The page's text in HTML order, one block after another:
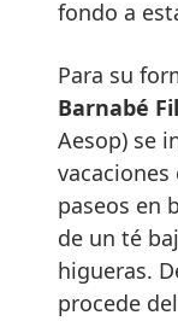
fondo a
Para su
Barnabé
Aesop) se
paseos en
de un té
higueras.
procede